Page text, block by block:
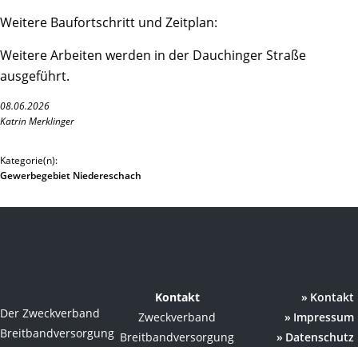
Weitere Baufortschritt und Zeitplan:
Weitere Arbeiten werden in der Dauchinger Straße
ausgeführt.
08.06.2026
Katrin Merklinger
Kategorie(n):
Gewerbegebiet Niedereschach
Der Zweckverband
Breitbandversorgung
Kontakt
Zweckverband
Breitbandversorgung
Kontakt
Impressum
Datenschutz